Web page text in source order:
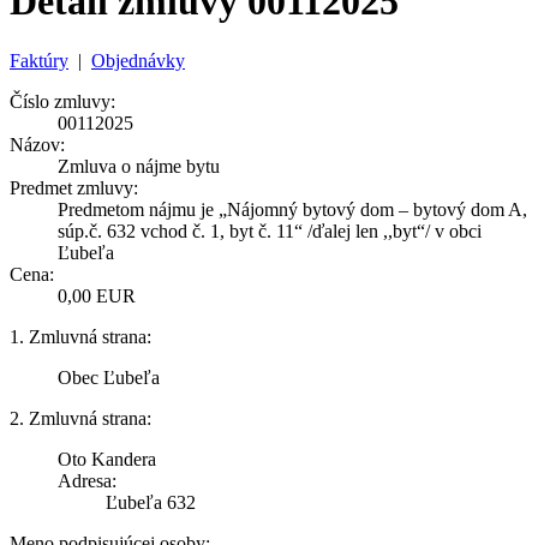
Faktúry | Objednávky
Číslo zmluvy:
00112025
Názov:
Zmluva o nájme bytu
Predmet zmluvy:
Predmetom nájmu je „Nájomný bytový dom – bytový dom A,
súp.č. 632 vchod č. 1, byt č. 11“ /ďalej len ,,byt“/ v obci
Ľubeľa
Cena:
0,00 EUR
1. Zmluvná strana:
Obec Ľubeľa
2. Zmluvná strana:
Oto Kandera
Adresa:
Ľubeľa 632